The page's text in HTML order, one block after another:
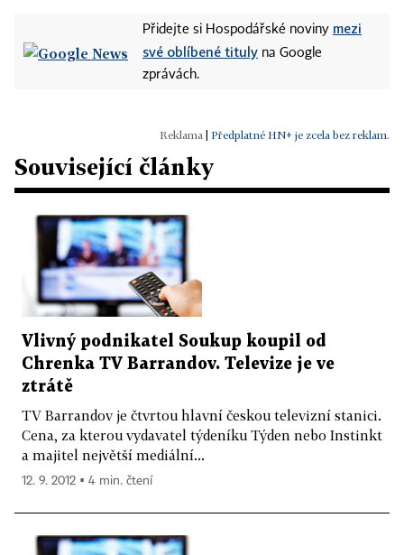
Přidejte si Hospodářské noviny mezi
své oblíbené tituly na Google
zprávách.
Předplatné HN+ je zcela bez reklam.
Související články
Vlivný podnikatel Soukup koupil od
Chrenka TV Barrandov. Televize je ve
ztrátě
TV Barrandov je čtvrtou hlavní českou televizní stanici.
Cena, za kterou vydavatel týdeníku Týden nebo Instinkt
a majitel největší mediální...
12. 9. 2012 ▪ 4 min. čtení